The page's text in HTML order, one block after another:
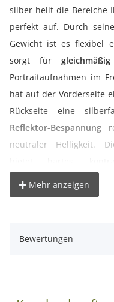
silber hellt die Bereiche
perfekt auf. Durch
Gewicht ist es flexibel
sorgt für
Portraitaufnahmen im
hat auf der Vorderseite
Rückseite eine
Reflektor-Bespannung
neutraler Helligkeit.
den Ecken des
Mehr anzeigen
Bewertungen